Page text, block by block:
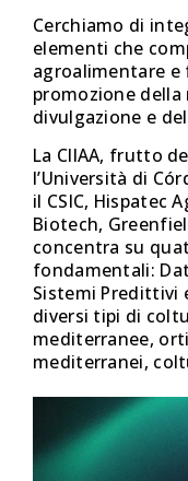
Cerchiamo di
elementi che
agroalimentare
promozione della
divulgazione e
La CIIAA, frutto
l’Università di
il CSIC, Hispatec
Biotech,
concentra su
fondamentali:
Sistemi Predittivi
diversi tipi di
mediterranee,
mediterranei,